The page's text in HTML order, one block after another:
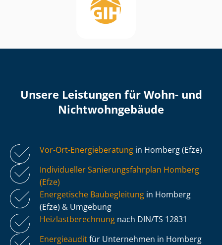
Unsere Leistungen für Wohn- und
Nicht­wohn­ge­bäu­de
Vor-Ort-Energieberatung in Homberg (Efze)
Individueller Sa­nie­rungs­fahr­plan Homberg
(Efze)
Energetische Baubegleitung in Homberg
(Efze) & Umgebung
Heiz­last­be­rech­nung nach DIN/TS 12831
Energieauditfür Unternehmen in Homberg